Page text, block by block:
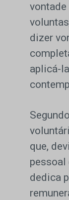
vontade
dizer
aplicá-
que,
pessoal
dedica